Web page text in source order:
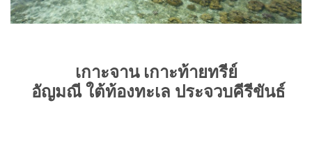
เกาะจาน เกาะท้ายทรีย์
อัญมณี ใต้ท้องทะเล ประจวบคีรีขันธ์